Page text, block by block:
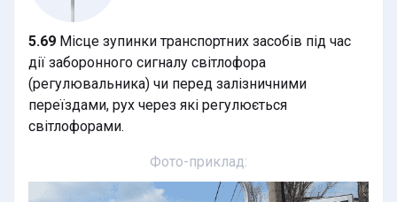
5.69 Місце зупинки транспортних засобів під час
дії заборонного сигналу світлофора
(регулювальника) чи перед залізничними
переїздами, рух через які регулюється
світлофорами.
Фото-приклад: